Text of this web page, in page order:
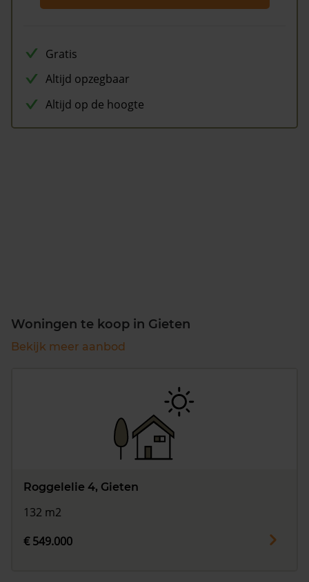
Gratis
Altijd opzegbaar
Altijd op de hoogte
Woningen te koop in Gieten
Bekijk meer aanbod
Roggelelie 4, Gieten
132 m2
€ 549.000